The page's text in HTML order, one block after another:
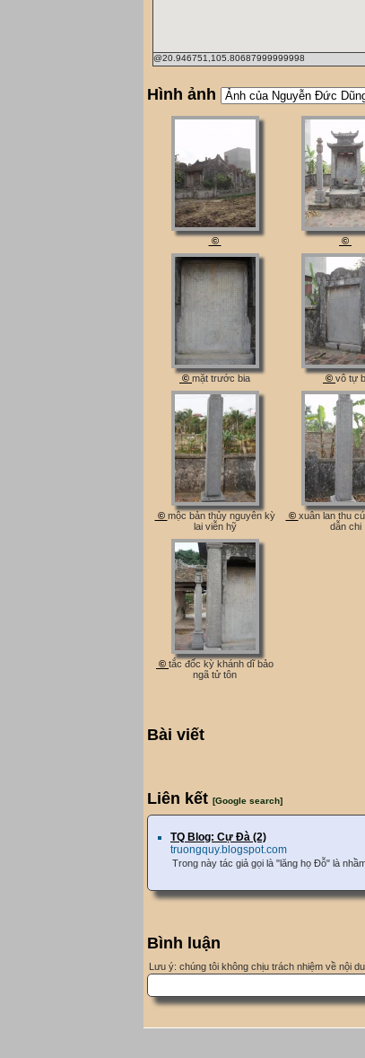
@20.946751,105.80687999999998
Hình ảnh
© ©
© mặt trước bia © vô tự
© mộc bản thủy nguyên kỳ
lai viễn hỹ
© xuân lan thu
dẫn chi
© tắc đốc kỳ khánh dĩ bảo
ngã tử tôn
Bài viết
Liên kết [Google search]
TQ Blog: Cự Đà (2)
truongquy.blogspot.com
Trong này tác giả gọi là "lăng họ Đỗ" là
Bình luận
Lưu ý: chúng tôi không chịu trách nhiệm về nội